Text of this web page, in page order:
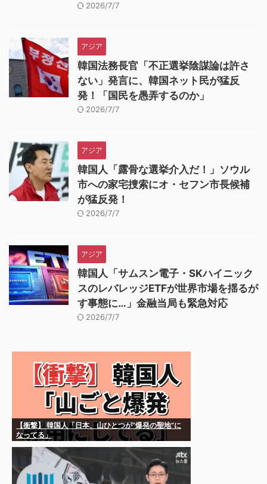
2026/7/7
アジア
韓国法務長官「不正選挙陰謀論は許さ
ない」発言に、韓国ネット民が猛反
発！「国民を愚弄するのか」
2026/7/7
アジア
韓国人「露骨な選挙介入だ！」ソウル
市への家宅捜索にオ・セフン市長候補
が猛反発！
2026/7/7
アジア
韓国人「サムスン電子・SKハイニック
スのレバレッジETFが世界市場を揺るが
す事態に…」金融当局も緊急対応
2026/7/7
【衝撃】 韓国人「日本、山ひとつが”爆発の聖地”に
なってる」